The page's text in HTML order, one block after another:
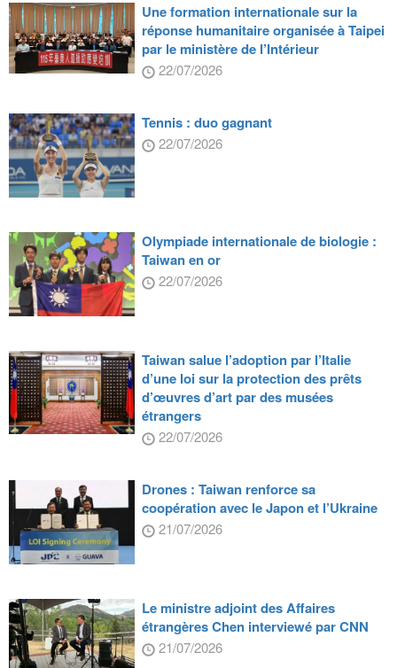
Une formation internationale sur la
réponse humanitaire organisée à Taipei
par le ministère de l’Intérieur
22/07/2026
Tennis : duo gagnant
22/07/2026
Olympiade internationale de biologie :
Taiwan en or
22/07/2026
Taiwan salue l’adoption par l’Italie
d’une loi sur la protection des prêts
d’œuvres d’art par des musées
étrangers
22/07/2026
Drones : Taiwan renforce sa
coopération avec le Japon et l’Ukraine
21/07/2026
Le ministre adjoint des Affaires
étrangères Chen interviewé par CNN
21/07/2026